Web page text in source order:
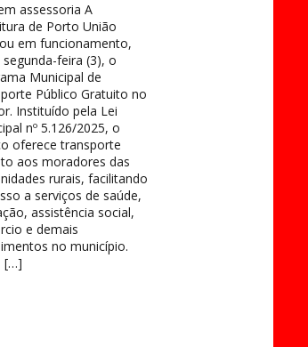
assessoria A
de Porto União
em funcionamento,
feira (3), o
Municipal de
Público Gratuito no
Instituído pela Lei
nº 5.126/2025, o
oferece transporte
aos moradores das
rurais, facilitando
a serviços de saúde,
assistência social,
e demais
no município.
[…]